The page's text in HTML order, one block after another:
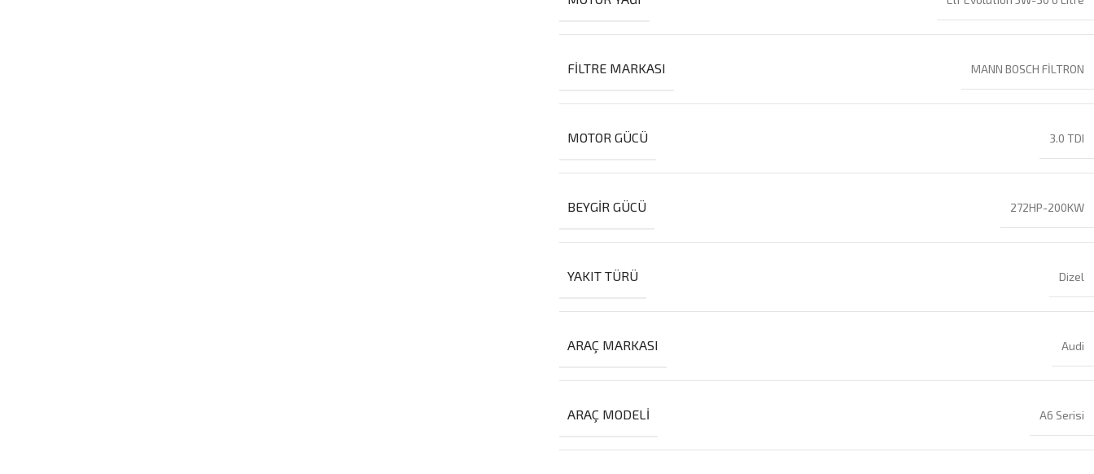
FILTRE MARKASI MANN BOSCH FİLTRON
MOTOR GÜCÜ 3.0 TDI
BEYGIR GÜCÜ 272HP-200KW
YAKIT TÜRÜ Dizel
ARAÇ MARKASI Audi
ARAÇ MODELI A6 Serisi